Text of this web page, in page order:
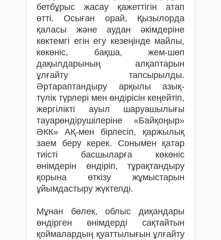
бетбұрыс жасау қажеттігін атап
өтті. Осыған орай, Қызылорда
қаласы және аудан әкімдеріне
көктемгі егін егу кезеңінде майлы,
көкөніс, бақша, жем-шөп
дақылдарының алқаптарын
ұлғайту тапсырылды.
Әртараптандыру арқылы азық-
түлік түрлері мен өндірісін кеңейтіп,
жергілікті ауыл шаруашылығы
тауарөндірушілеріне «Байқоңыр»
ӘКК» АҚ-мен бірлесіп, қаржылық
заем беру керек. Сонымен қатар
тиісті басшыларға көкөніс
өнімдерін өндіріп, тұрақтандыру
қорына өткізу жұмыстарын
ұйымдастыру жүктелді.
Мұнан бөлек, облыс диқандары
өндірген өнімдерді сақтайтын
қоймалардың қуаттылығын ұлғайту